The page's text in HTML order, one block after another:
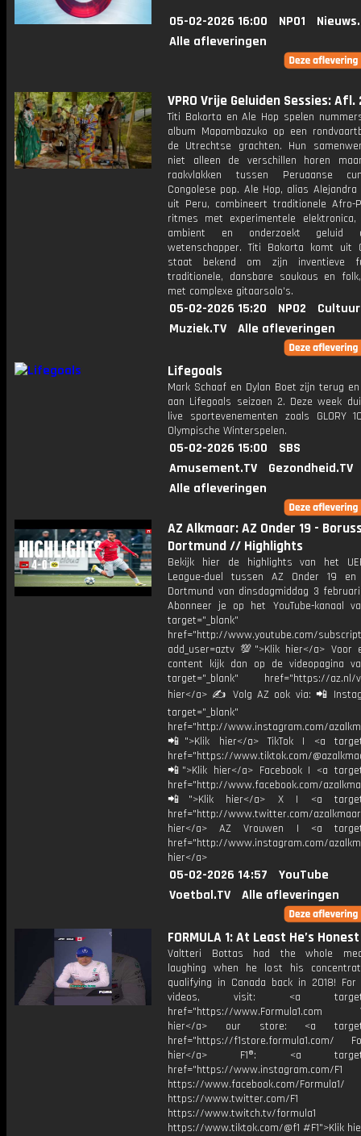
05-02-2026 16:00 NPO1
Alle afleveringen
VPRO Vrije Geluiden Sessies: Afl.
Titi Bakorta en Ale Hop spelen
album Mapambazuko op een
de Utrechtse grachten. Hun
niet alleen de verschillen horen
raakvlakken tussen Peruaanse
Congolese pop. Ale Hop, alias Alejandra
uit Peru, combineert traditionele Afro-
ritmes met experimentele
ambient en onderzoekt geluid
wetenschapper. Titi Bakorta komt uit
staat bekend om zijn inventieve
traditionele, dansbare soukous en
met complexe gitaarsolo's.
05-02-2026 15:20 NPO2
Muziek.TV
Alle afleveringen
Lifegoals
Mark Schaaf en Dylan Boet zijn terug
aan Lifegoals seizoen 2. Deze week
live sportevenementen zoals GLORY
Olympische Winterspelen.
05-02-2026 15:00
SBS
Amusement.TV
Gezondheid.TV
Alle afleveringen
AZ Alkmaar: AZ Onder 19 -
Dortmund // Highlights
Bekijk hier de highlights van het
League-duel tussen AZ Onder 19 en
Dortmund van dinsdagmiddag 3
Abonneer je op het YouTube-kanaal
target="_blank"
href="http://www.youtube.com/
add_user=aztv 💯">Klik hier</a> Voor
content kijk dan op de videopagina
target="_blank" href="https://az.nl/
hier</a> ✍ Volg AZ ook via: 📲
target="_blank"
href="http://www.instagram.com/
📲">Klik hier</a> TikTok | <a
href="https://www.tiktok.com/
📲">Klik hier</a> Facebook | <a
href="http://www.facebook.com/
📲">Klik hier</a> X | <a
href="http://www.twitter.com/
hier</a> AZ Vrouwen | <a
href="http://www.instagram.com/
hier</a>
05-02-2026 14:57
YouTube
Voetbal.TV
Alle afleveringen
FORMULA 1: At Least He’s
Valtteri Bottas had the whole
laughing when he lost his
qualifying in Canada back in 2018! For
videos, visit: <a
href="https://www.Formula1.com
hier</a> our store: <a
href="https://f1store.formula1.com/
hier</a> F1®: <a
href="https://www.instagram.com/F1
https://www.facebook.com/Formula1/
https://www.twitter.com/F1
https://www.twitch.tv/formula1
https://www.tiktok.com/@f1 #F1">Klik